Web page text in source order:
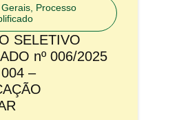
Processo
SELETIVO
nº 006/2025
–